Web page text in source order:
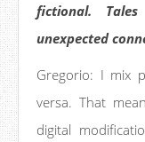
fictional.
unexpected
Gregorio: I mix
versa. That
digital